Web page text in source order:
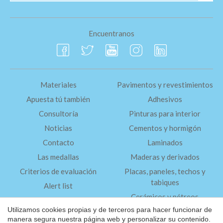
Encuentranos
Materiales
Apuesta tú también
Consultoría
Noticias
Contacto
Las medallas
Criterios de evaluación
Alert list
FAQ
Pavimentos y revestimientos
Adhesivos
Pinturas para interior
Cementos y hormigón
Laminados
Maderas y derivados
Placas, paneles, techos y
tabiques
Cerámicos y pétreos
Aislantes
Utilizamos cookies propias y de terceros para hacer funcionar de
manera segura nuestra página web y personalizar su contenido.